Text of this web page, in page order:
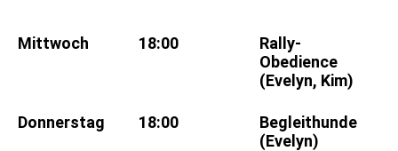
Mittwoch 18:00
Rally-
Obedience
(Evelyn, Kim)
Donnerstag 18:00
Begleithunde
(Evelyn)